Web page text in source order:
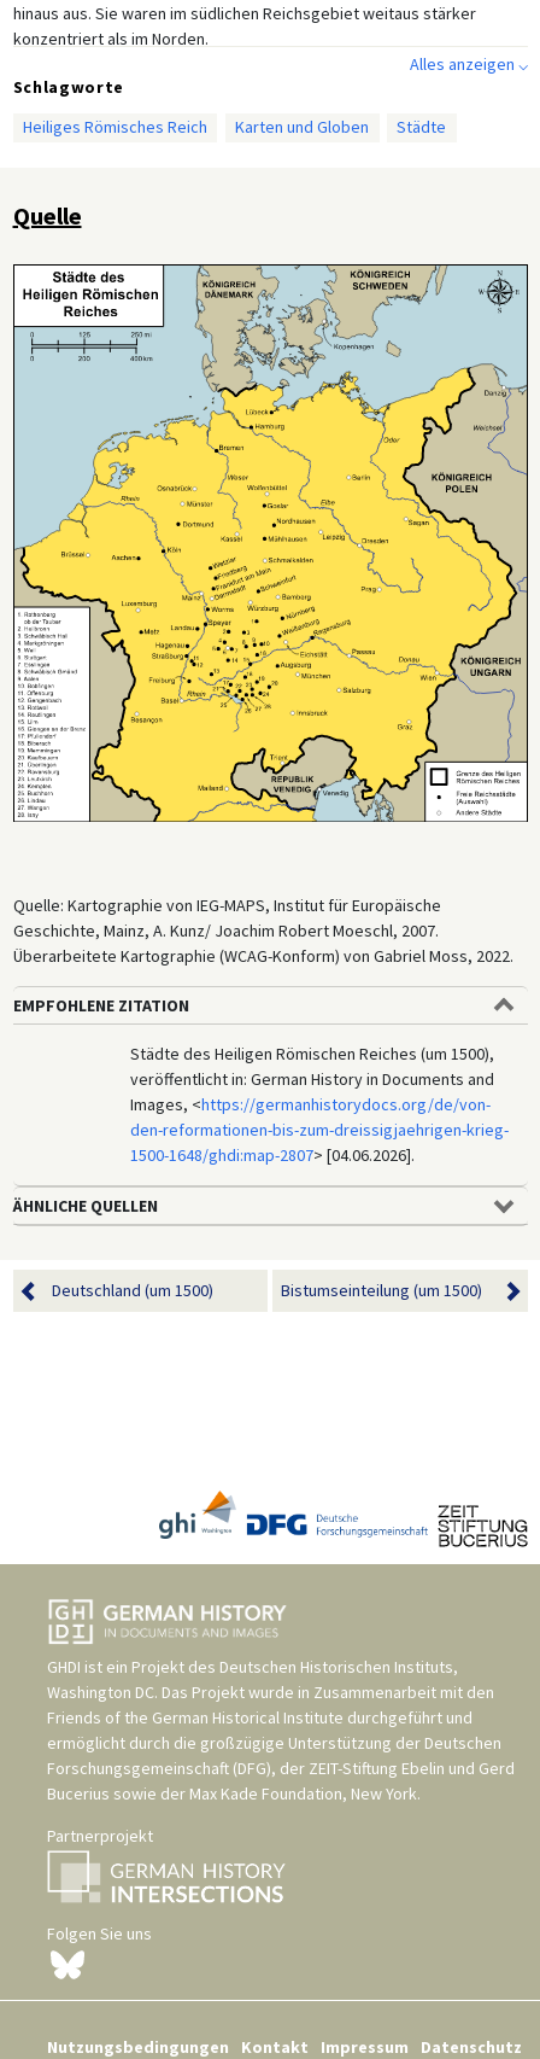
hinaus aus. Sie waren im südlichen Reichsgebiet weitaus stärker
konzentriert als im Norden.
Zu den wichtigsten Freien sowie Reichsstädten gehörten die
Aachen, Köln (mit ca. 40.000 Einwohnern die größte Stadt des Reiches),
Position ein: Seit der Goldenen Bulle von 1356 musste der erste
Reichstag eines neuen Herrschers über das Reich jeweils in Nürnberg
Aufbewahrungsort der Reichsinsignien.
Alles anzeigen ⌵
Schlagworte
Heiliges Römisches Reich
Karten und Globen Städte
Quelle
Quelle: Kartographie von IEG-MAPS, Institut für Europäische
Geschichte, Mainz, A. Kunz/ Joachim Robert Moeschl, 2007.
Überarbeitete Kartographie (WCAG-Konform) von Gabriel Moss, 2022.
EMPFOHLENE ZITATION
Städte des Heiligen Römischen Reiches (um 1500),
veröffentlicht in: German History in Documents and
Images, <https://germanhistorydocs.org/de/von-
den-reformationen-bis-zum-dreissigjaehrigen-krieg-
1500-1648/ghdi:map-2807> [04.06.2026].
ÄHNLICHE QUELLEN
Deutschland (um 1500) Bistumseinteilung (um 1500)
GHDI ist ein Projekt des Deutschen Historischen Instituts,
Washington DC. Das Projekt wurde in Zusammenarbeit mit den
Friends of the German Historical Institute durchgeführt und
ermöglicht durch die großzügige Unterstützung der Deutschen
Forschungsgemeinschaft (DFG), der ZEIT-Stiftung Ebelin und Gerd
Bucerius sowie der Max Kade Foundation, New York.
Partnerprojekt
Folgen Sie uns
Nutzungsbedingungen Kontakt Impressum Datenschutz